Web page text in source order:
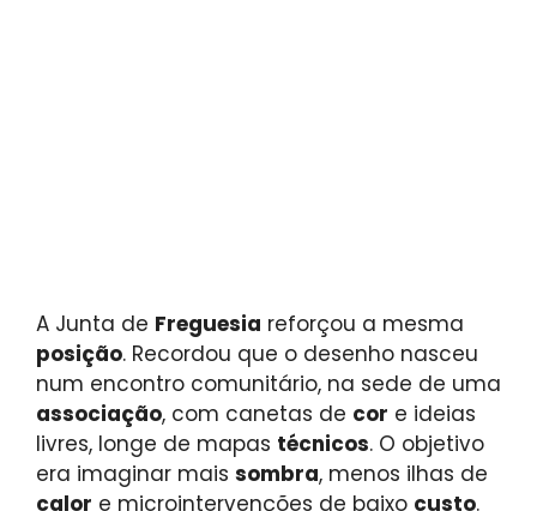
A Junta de Freguesia reforçou a mesma
posição. Recordou que o desenho nasceu
num encontro comunitário, na sede de uma
associação, com canetas de cor e ideias
livres, longe de mapas técnicos. O objetivo
era imaginar mais sombra, menos ilhas de
calor e microintervenções de baixo custo.